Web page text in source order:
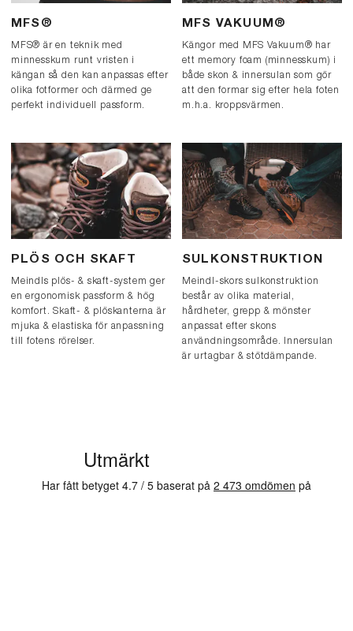
MFS®
MFS® är en teknik med
minnesskum runt vristen i
kängan så den kan anpassas efter
olika fotformer och därmed ge
perfekt individuell passform.
MFS VAKUUM®
Kängor med MFS Vakuum® har
ett memory foam (minnesskum) i
både skon & innersulan som gör
att den formar sig efter hela foten
m.h.a. kroppsvärmen.
PLÖS OCH SKAFT
Meindls plös- & skaft-system ger
en ergonomisk passform & hög
komfort. Skaft- & plöskanterna är
mjuka & elastiska för anpassning
till fotens rörelser.
SULKONSTRUKTION
Meindl-skors sulkonstruktion
består av olika material,
hårdheter, grepp & mönster
anpassat efter skons
användningsområde. Innersulan
är urtagbar & stötdämpande.